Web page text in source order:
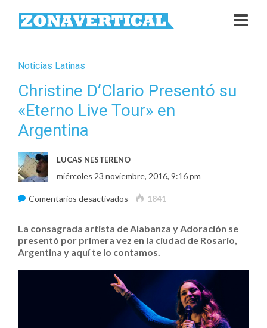
Noticias Latinas
Christine D’Clario Presentó su
«Eterno Live Tour» en
Argentina
LUCAS NESTERENO
miércoles 23 noviembre, 2016, 9:16 pm
Comentarios desactivados en
D’Clario
Presentó
Live
Tour»
1841
La consagrada artista de Alabanza y Adoración se
presentó por primera vez en la ciudad de Rosario,
Argentina y aquí te lo contamos.